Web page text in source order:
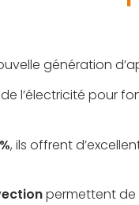
génération
l’électricité pour
, ils offrent
permettent de